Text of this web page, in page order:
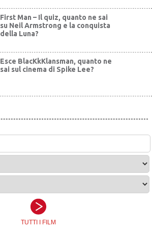
First Man – Il quiz, quanto ne sai
su Neil Armstrong e la conquista
della Luna?
Esce BlacKkKlansman, quanto ne
sai sul cinema di Spike Lee?